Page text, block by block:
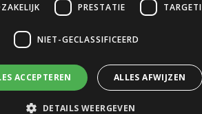
op
PRESTATIE
NIET-GECLASSIFICEERD
ACCEPTEREN ALLES AFWIJZEN
DETAILS WEERGEVEN